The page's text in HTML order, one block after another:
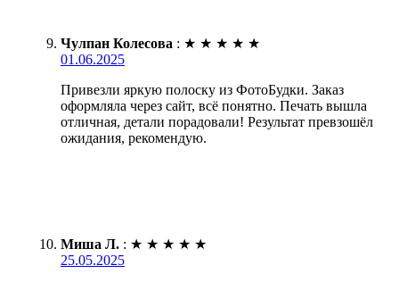
Чулпан Колесова : ★ ★ ★ ★ ★
01.06.2025
Привезли яркую полоску из ФотоБудки. Заказ
оформляла через сайт, всё понятно. Печать вышла
отличная, детали порадовали! Результат превзошёл
ожидания, рекомендую.
Миша Л. : ★ ★ ★ ★ ★
25.05.2025